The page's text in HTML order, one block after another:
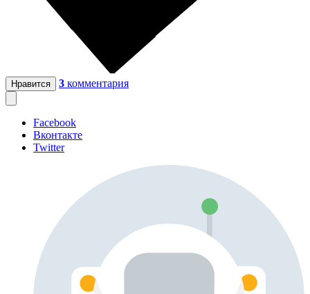
Нравится 3 комментария
Facebook
Вконтакте
Twitter